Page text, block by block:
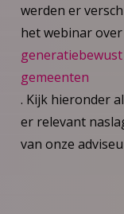
werden er
het webinar over
gemeenten
. Kijk hieronder
er relevant
van onze